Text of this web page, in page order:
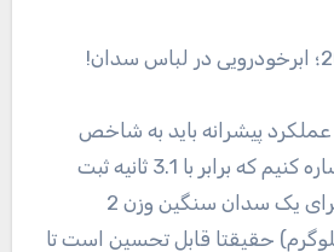
پیشرانه باید به شاخص
صفر تا 96 کیلومتر اشاره کنیم که برابر با 3.1 ثانیه ثبت
شده است! این عدد برای یک سدان سنگین وزن 2
تر 1933 کیلوگرم) حقیقتا قابل تحسین است تا